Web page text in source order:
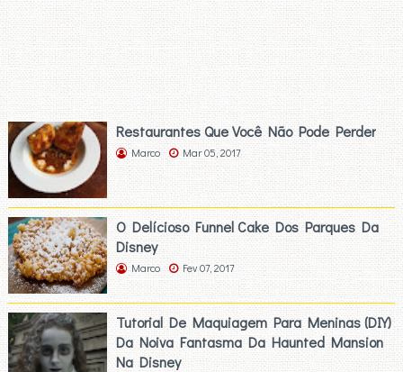
Restaurantes Que Você Não Pode Perder
Marco Mar 05, 2017
O Delícioso Funnel Cake Dos Parques Da
Disney
Marco Fev 07, 2017
Tutorial De Maquiagem Para Meninas (DIY)
Da Noiva Fantasma Da Haunted Mansion
Na Disney